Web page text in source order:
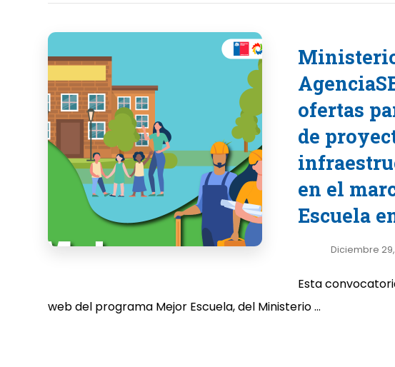
ofertas
de
en el
Escuela
Diciembre
Esta
web del programa Mejor Escuela, del Ministerio ...